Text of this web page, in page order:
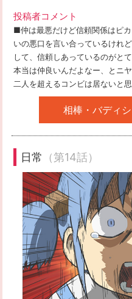
投稿者コメント
■仲は最悪だけど信頼関係はピ
いの悪口を言い合っているけれ
して、信頼しあっているのがと
本当は仲良いんだよなー、とニ
二人を超えるコンビは居ないと思
相棒・バディ
日常 （第14話）